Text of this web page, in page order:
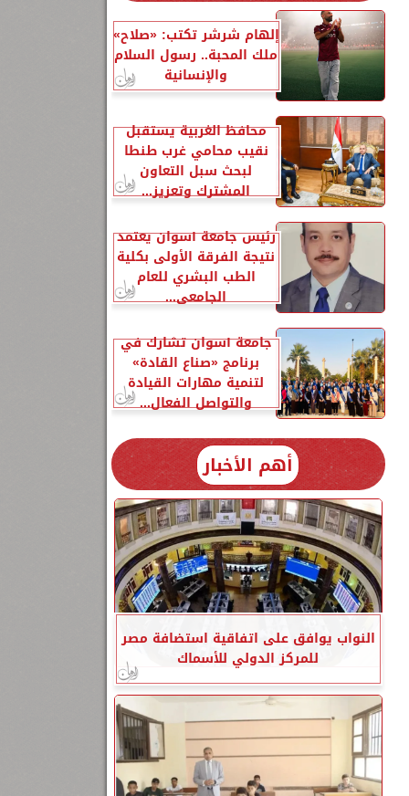
إلهام شرشر تكتب: «صلاح»
ملك المحبة.. رسول السلام
والإنسانية
محافظ الغربية يستقبل
نقيب محامي غرب طنطا
لبحث سبل التعاون
المشترك وتعزيز...
رئيس جامعة أسوان يعتمد
نتيجة الفرقة الأولى بكلية
الطب البشري للعام
الجامعي...
جامعة أسوان تشارك في
برنامج «صناع القادة»
لتنمية مهارات القيادة
والتواصل الفعال...
أهم الأخبار
النواب يوافق على اتفاقية استضافة مصر
للمركز الدولي للأسماك